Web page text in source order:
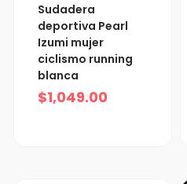
Sudadera
deportiva Pearl
Izumi mujer
ciclismo running
blanca
$1,049.00